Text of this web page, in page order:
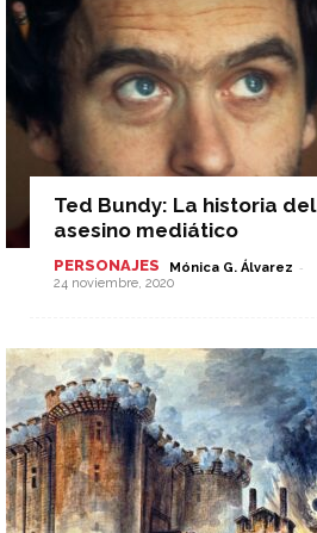
Ted Bundy: La historia del
asesino mediático
PERSONAJES Mónica G. Álvarez -
24 noviembre, 2020